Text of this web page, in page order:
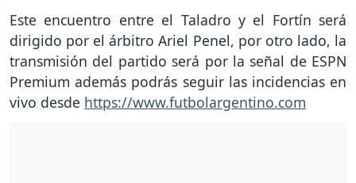
Este encuentro entre el Taladro y el Fortín será
dirigido por el árbitro Ariel Penel, por otro lado, la
transmisión del partido será por la señal de ESPN
Premium además podrás seguir las incidencias en
vivo desde https://www.futbolargentino.com